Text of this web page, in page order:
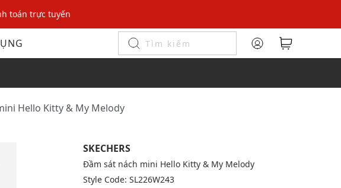
toán trực tuyến
thành viên mới!
toán trực tuyến
Hello Kitty & My Melody
SKECHERS
Đầm sát nách mini Hello Kitty & My Melody
Style Code: SL226W243